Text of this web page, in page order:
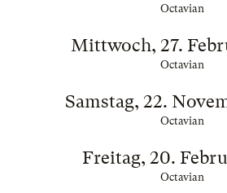
Octavian
Mittwoch, 27.
Octavian
Samstag, 22.
Octavian
Freitag, 20.
Octavian